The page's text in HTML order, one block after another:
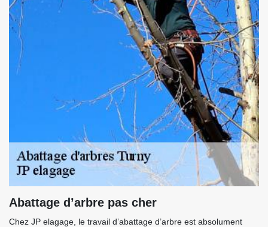
Abattage d’arbre pas cher
Chez JP elagage, le travail d’abattage d’arbre est absolument